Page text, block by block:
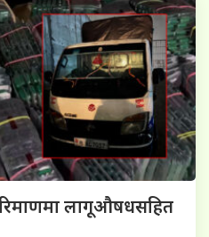
परिमाणमा लागूऔषधसहित